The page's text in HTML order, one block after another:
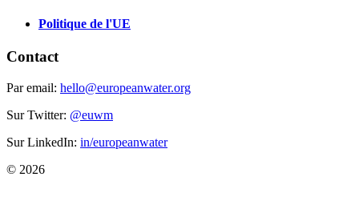
Politique de l'UE
Contact
Par email: hello@europeanwater.org
Sur Twitter: @euwm
Sur LinkedIn: in/europeanwater
© 2026